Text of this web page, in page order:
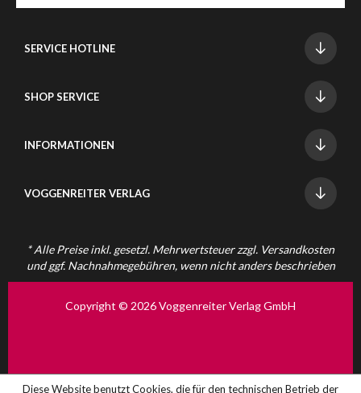
SERVICE HOTLINE
SHOP SERVICE
INFORMATIONEN
VOGGENREITER VERLAG
* Alle Preise inkl. gesetzl. Mehrwertsteuer zzgl. Versandkosten
und ggf. Nachnahmegebühren, wenn nicht anders beschrieben
Copyright © 2026 Voggenreiter Verlag GmbH
Diese Website benutzt Cookies, die für den technischen Betrieb der